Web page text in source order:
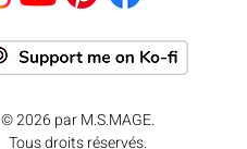
© 2026 par M.S.MAGE.
Tous droits réservés.